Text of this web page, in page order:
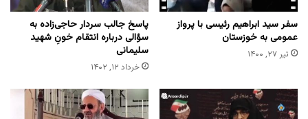
سفر سید ابراهیم رئیسی با پرواز
عمومی به خوزستان
تیر ۲۷, ۱۴۰۰
پاسخ جالب سردار حاجی‌زاده به
سؤالی درباره انتقام خونِ شهید
سلیمانی
خرداد ۱۲, ۱۴۰۲